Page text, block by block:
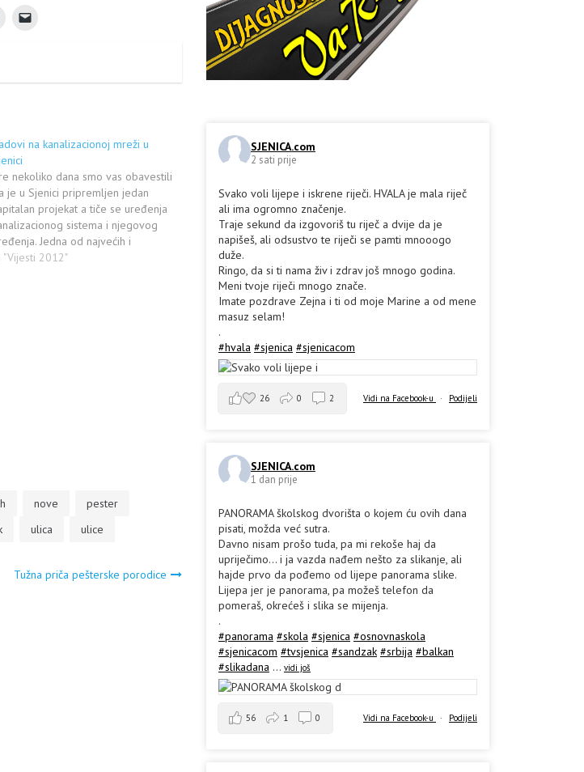
na kanalizacionoj mreži u
nekoliko dana smo vas obavestili
je u Sjenici pripremljen jedan
projekat a tiče se uređenja
sistema i njegovog
Jedna od najvećih i
naseljenih gradskih ulica,
"Vijesti 2012"
nove
pester
ulica ulice
Tužna priča pešterske porodice
SJENICA.com
2 sati prije
Svako voli lijepe i iskrene riječi. HVALA je mala riječ
ali ima ogromno značenje.
Traje sekund da izgovoriš tu riječ a dvije da je
napišeš, ali odsustvo te riječi se pamti mnooogo
duže.
Ringo, da si ti nama živ i zdrav još mnogo godina.
Meni tvoje riječi mnogo znače.
Imate pozdrave Zejna i ti od moje Marine a od mene
masuz selam!
.
#hvala #sjenica #sjenicacom
Vidi na Facebook-u · Podijeli
26 0 2
SJENICA.com
1 dan prije
PANORAMA školskog dvorišta o kojem ću ovih dana
pisati, možda već sutra.
Davno nisam prošo tuda, pa mi rekoše haj da
upriječimo... i ja vazda nađem nešto za slikanje, ali
hajde prvo da pođemo od lijepe panorama slike.
Lijepa jer je panorama, pa možeš telefon da
pomeraš, okrećeš i slika se mijenja.
.
#panorama #skola #sjenica #osnovnaskola
#sjenicacom #tvsjenica #sandzak #srbija #balkan
#slikadana ... vidi još
Vidi na Facebook-u · Podijeli
56 1 0